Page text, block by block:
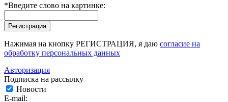
*Введите слово на картинке:
Нажимая на кнопку РЕГИСТРАЦИЯ, я даю согласие на
обработку персональных данных
Авторизация
Подписка на рассылку
Новости
E-mail: